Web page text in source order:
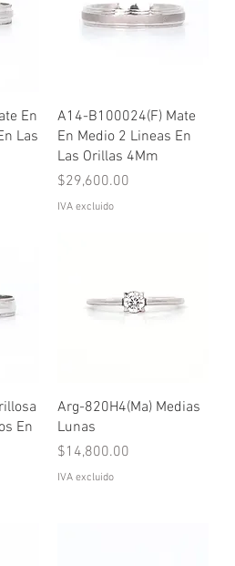
En
Las
Vista rápida
A14-B100024(F) Mate
En Medio 2 Lineas En
Las Orillas 4Mm
Precio
$29,600.00
IVA excluido
En
Vista rápida
Arg-820H4(Ma) Medias
Lunas
Precio
$14,800.00
IVA excluido